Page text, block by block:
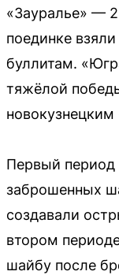
«Зауралье» —
поединке
буллитам.
тяжёлой
Первый период
заброшенных
создавали
втором
шайбу после